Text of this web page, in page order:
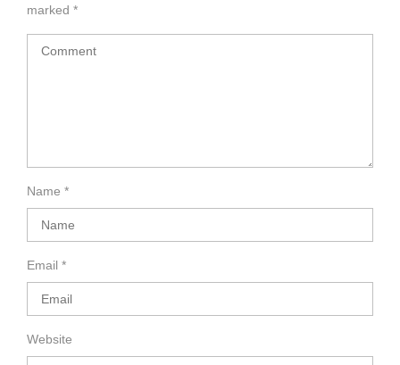
marked *
Name *
Email *
Website